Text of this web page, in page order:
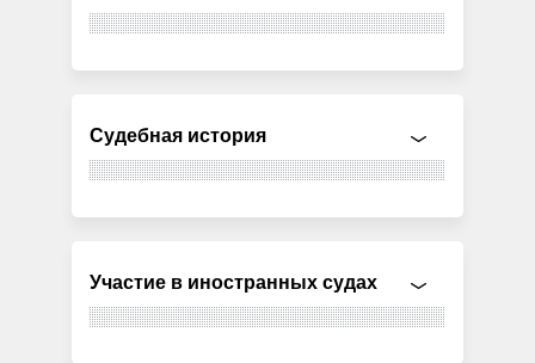
Судебная история
Участие в иностранных судах